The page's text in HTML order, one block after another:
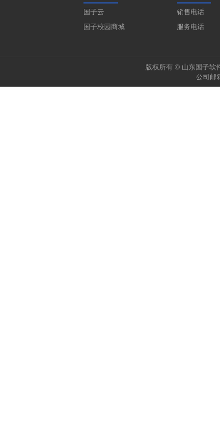
国子云
国子校园商城
销售电话
服务电话
版权所有 © 山东国子软
公司邮